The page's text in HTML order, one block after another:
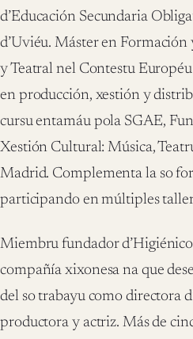
d’Educación Secundaria
d’Uviéu. Máster en
y Teatral nel Contestu
en producción, xestión y
cursu entamáu pola SGAE,
Xestión Cultural: Música,
Madrid. Complementa la so
participando en múltiples
Miembru fundador
compañía xixonesa na que
del so trabayu como directora
productora y actriz. Más de